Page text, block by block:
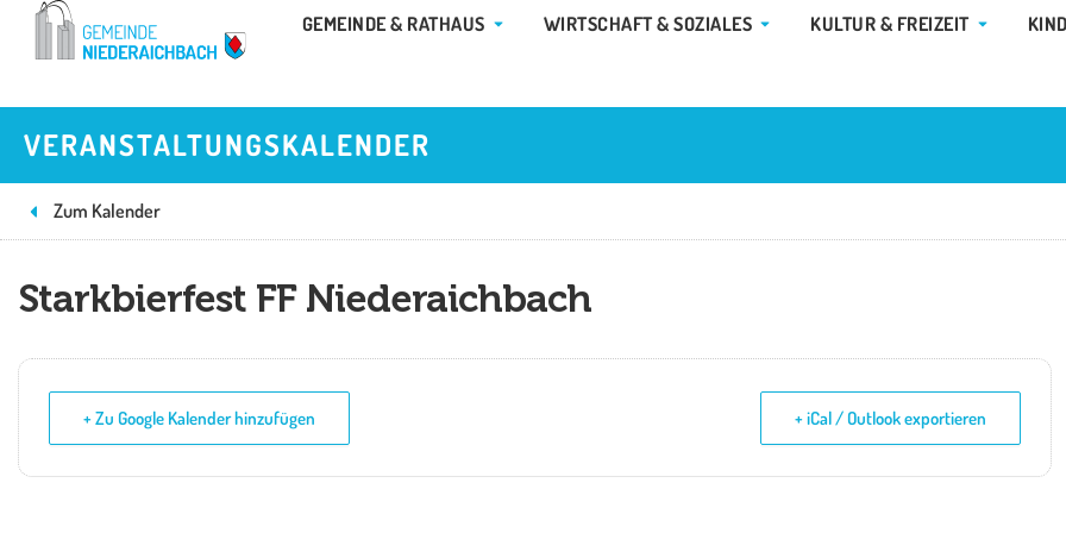
Zum
GEMEINDE & RATHAUS ÖFFNE GEMEINDE & RATHAUS
WIRTSCHAFT & SOZIALES ÖFFNE WIRTSCHAFT & SOZIALES
KULTUR & FREIZEIT ÖFFNE
VERANSTALTUNGSKALENDER
Zum Kalender
Starkbierfest FF Niederaichbach
+ Zu Google Kalender hinzufügen + iCal / Outlook exportieren